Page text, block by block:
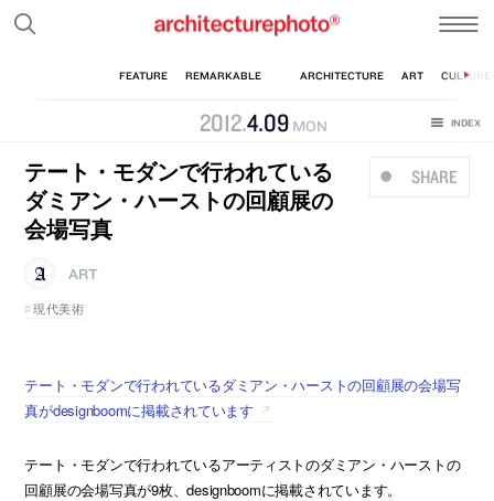
2012.4.09 MON
SHARE
テート・モダンで行われている
ダミアン・ハーストの回顧展の
会場写真
ART
現代美術
テート・モダンで行われているダミアン・ハーストの回顧展の会場写
真がdesignboomに掲載されています
テート・モダンで行われているアーティストのダミアン・ハーストの
回顧展の会場写真が9枚、designboomに掲載されています。